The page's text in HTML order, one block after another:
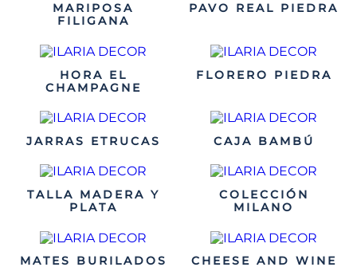
MARIPOSA
FILIGANA
PAVO REAL PIEDRA
HORA EL
CHAMPAGNE
FLORERO PIEDRA
JARRAS ETRUCAS CAJA BAMBÚ
TALLA MADERA Y
PLATA
COLECCIÓN
MILANO
MATES BURILADOS CHEESE AND WINE